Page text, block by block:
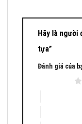
Hãy là người
tựa”
Đánh giá của